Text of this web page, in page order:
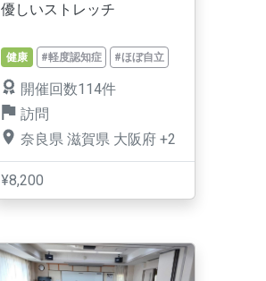
優しいストレッチ
健康 #軽度認知症 #ほぼ自立
開催回数114件
訪問
奈良県 滋賀県 大阪府 +2
¥8,200